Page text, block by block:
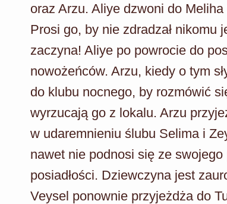
oraz Arzu. Aliye dzwoni do
Prosi go, by nie zdradzał nikomu
zaczyna! Aliye po powrocie do
nowożeńców. Arzu, kiedy o tym
do klubu nocnego, by rozmówić
wyrzucają go z lokalu. Arzu
w udaremnieniu ślubu Selima i
nawet nie podnosi się ze
posiadłości. Dziewczyna jest
Veysel ponownie przyjeżdża do